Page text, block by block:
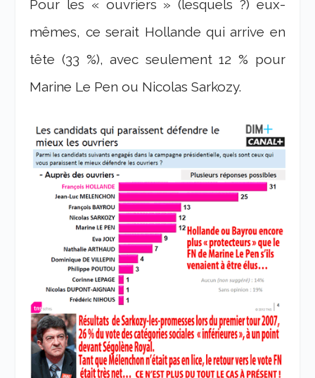
Pour les « ouvriers » (lesquels ?) eux-
mêmes, ce serait Hollande qui arrive en
tête (33 %), avec seulement 12 % pour
Marine Le Pen ou Nicolas Sarkozy.